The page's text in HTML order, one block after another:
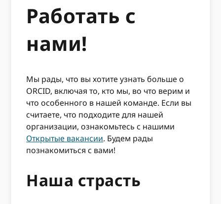
Работать с
нами!
Мы рады, что вы хотите узнать больше о
ORCID, включая то, кто мы, во что верим и
что особенного в нашей команде. Если вы
считаете, что подходите для нашей
организации, ознакомьтесь с нашими
Открытые вакансии. Будем рады
познакомиться с вами!
Наша страсть